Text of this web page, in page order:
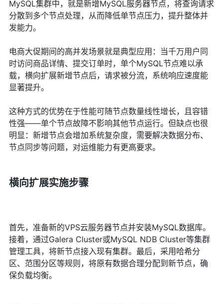
MySQL集群中，就是新增MySQL服务器节点，将查询请求
分散到多个节点处理，从而降低单节点压力，提升整体并
发能力。
电商大促期间的高并发场景就是典型应用：当千万用户同
时访问商品详情、提交订单时，单个MySQL节点难以承
载，横向扩展新增节点后，请求被分流，系统响应速度能
显著提升。
这种方式的优势在于性能可随节点数量线性增长，且容错
性强——单个节点故障不影响其他节点运行。但缺点也很
明显：新增节点会增加系统复杂度，需要解决数据分布、
节点同步等问题，对运维能力有更高要求。
横向扩展实施步骤
首先，准备新的VPS云服务器节点并安装MySQL数据库。
接着，通过Galera Cluster或MySQL NDB Cluster等集群
管理工具，将新节点接入现有集群。最后，采用哈希分
区、范围分区等规则，将原有数据合理分配到新节点，确
保负载均衡。